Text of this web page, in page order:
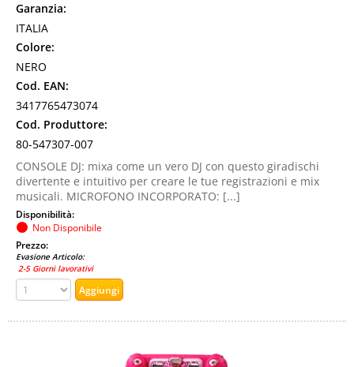
Garanzia:
ITALIA
Colore:
NERO
Cod. EAN:
3417765473074
Cod. Produttore:
80-547307-007
CONSOLE DJ: mixa come un vero DJ con questo giradischi
divertente e intuitivo per creare le tue registrazioni e mix
musicali. MICROFONO INCORPORATO: [...]
Disponibilità:
Non Disponibile
Prezzo:
Evasione Articolo:
2-5 Giorni lavorativi